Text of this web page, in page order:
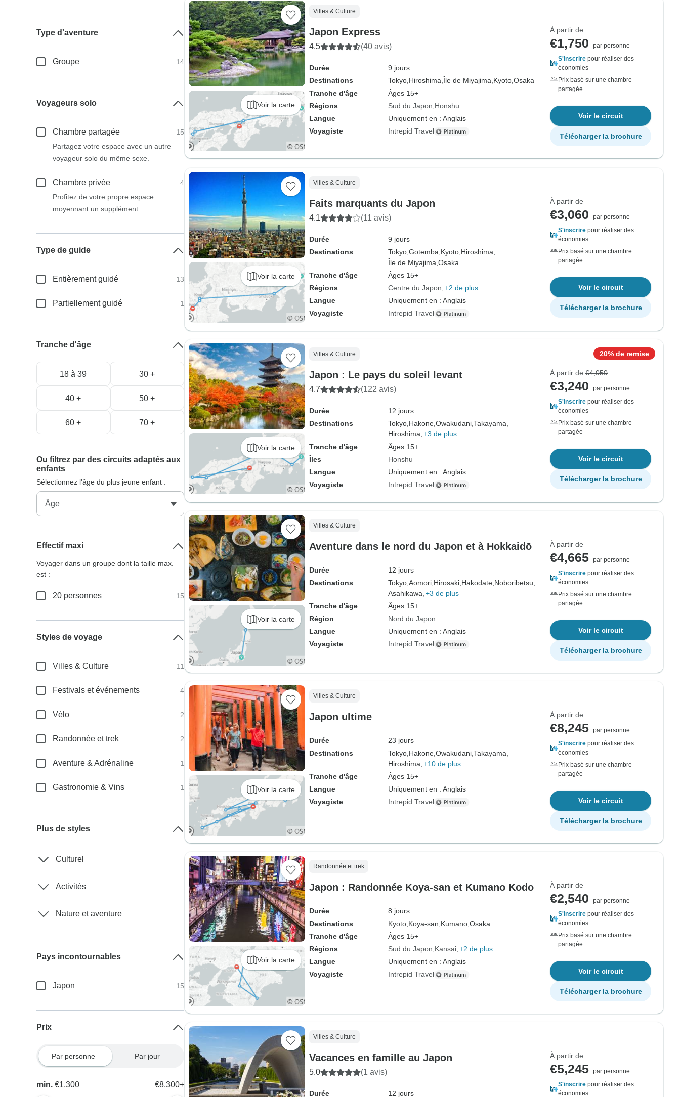
Voir la carte
Villes & Culture
Japon Express
4.5 (40 avis)
Durée
9 jours
Destinations
Tokyo, Hiroshima, Île de Miyajima, Kyoto, Osaka
Tranche d'âge
Âges 15+
Régions
Sud du Japon Honshu
Langue
Uniquement en : Anglais
Voyagiste
Intrepid Travel
À partir de
€1,750
par personne
S'inscrire pour réaliser des
économies
Prix basé sur une chambre
partagée
Voir le circuit
Télécharger la brochure
Voir la carte
Villes & Culture
Faits marquants du Japon
4.1 (11 avis)
Durée
9 jours
Destinations
Tokyo, Gotemba, Kyoto, Hiroshima,
Île de Miyajima, Osaka
Tranche d'âge
Âges 15+
Régions
Centre du Japon +2 de plus
Langue
Uniquement en : Anglais
Voyagiste
Intrepid Travel
À partir de
€3,060
par personne
S'inscrire pour réaliser des
économies
Prix basé sur une chambre
partagée
Voir le circuit
Télécharger la brochure
Voir la carte
Villes & Culture
Japon : Le pays du soleil levant
4.7 (122 avis)
Durée
12 jours
Destinations
Tokyo, Hakone, Owakudani, Takayama,
Hiroshima, +3 de plus
Tranche d'âge
Âges 15+
Îles
Honshu
Langue
Uniquement en : Anglais
Voyagiste
Intrepid Travel
20% de remise
À partir de €4,050
€3,240
par personne
S'inscrire pour réaliser des
économies
Prix basé sur une chambre
partagée
Voir le circuit
Télécharger la brochure
Voir la carte
Villes & Culture
Aventure dans le nord du Japon et à Hokkaidō
Durée
12 jours
Destinations
Tokyo, Aomori, Hirosaki, Hakodate, Noboribetsu,
Asahikawa, +3 de plus
Tranche d'âge
Âges 15+
Région
Nord du Japon
Langue
Uniquement en : Anglais
Voyagiste
Intrepid Travel
À partir de
€4,665 par personne
S'inscrire pour réaliser des
économies
Prix basé sur une chambre
partagée
Voir le circuit
Télécharger la brochure
Voir la carte
Villes & Culture
Japon ultime
Durée
23 jours
Destinations
Tokyo, Hakone, Owakudani, Takayama,
Hiroshima, +10 de plus
Tranche d'âge
Âges 15+
Langue
Uniquement en : Anglais
Voyagiste
Intrepid Travel
À partir de
€8,245 par personne
S'inscrire pour réaliser des
économies
Prix basé sur une chambre
partagée
Voir le circuit
Télécharger la brochure
Voir la carte
Randonnée et trek
Japon : Randonnée Koya-san et Kumano Kodo
Durée
8 jours
Destinations
Kyoto, Koya-san, Kumano, Osaka
Tranche d'âge
Âges 15+
Régions
Sud du Japon Kansai +2 de plus
Langue
Uniquement en : Anglais
Voyagiste
Intrepid Travel
À partir de
€2,540
par personne
S'inscrire pour réaliser des
économies
Prix basé sur une chambre
partagée
Voir le circuit
Télécharger la brochure
Villes & Culture
Vacances en famille au Japon
5.0 (1 avis)
Durée 12 jours
À partir de
€5,245 par personne
S'inscrire pour réaliser des
économies
Type d'aventure
Groupe 14
Voyageurs solo
Chambre partagée
15
Partagez votre espace avec un autre
voyageur solo du même sexe.
Chambre privée
4
Profitez de votre propre espace
moyennant un supplément.
Type de guide
Entièrement guidé 13
Partiellement guidé 1
Tranche d'âge
18 à 39 30 +
40 + 50 +
60 + 70 +
Ou filtrez par des circuits adaptés aux
enfants
Sélectionnez l'âge du plus jeune enfant :
Effectif maxi
Voyager dans un groupe dont la taille max.
est :
20 personnes 15
Styles de voyage
Villes & Culture 11
Festivals et événements 4
Vélo 2
Randonnée et trek 2
Aventure & Adrénaline 1
Gastronomie & Vins 1
Plus de styles
Culturel
Activités
Nature et aventure
Pays incontournables
Japon 15
Prix
Par personne Par jour
min.€1,300 €8,300+